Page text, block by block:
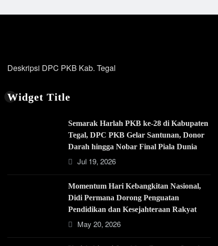
Deskripsi DPC PKB Kab. Tegal
Widget Title
Semarak Harlah PKB ke-28 di Kabupaten
Tegal, DPC PKB Gelar Santunan, Donor
Darah hingga Nobar Final Piala Dunia
Jul 19, 2026
Momentum Hari Kebangkitan Nasional,
Didi Permana Dorong Penguatan
Pendidikan dan Kesejahteraan Rakyat
May 20, 2026